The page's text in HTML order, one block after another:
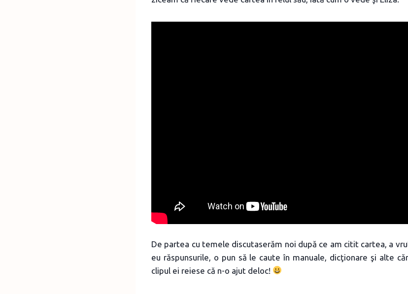
De partea cu temele discutaserăm noi după ce am citit cartea, a
eu răspunsurile, o pun să le caute în manuale, dicţionare şi alte
clipul ei reiese că n-o ajut deloc!